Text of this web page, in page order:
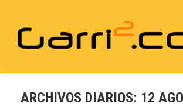
ARCHIVOS DIARIOS: 12